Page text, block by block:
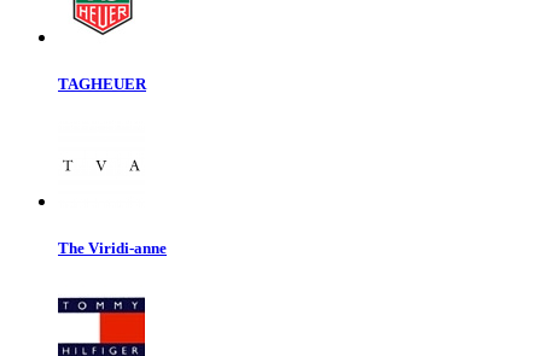
TAGHEUER
The Viridi-anne